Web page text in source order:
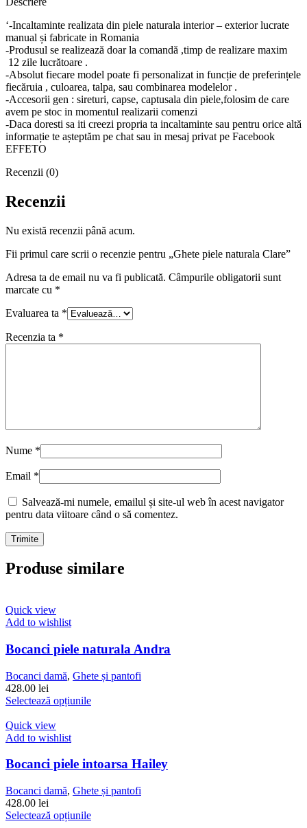
‘-Incaltaminte realizata din piele naturala interior – exterior lucrate
manual și fabricate in Romania
-Produsul se realizează doar la comandă ,timp de realizare maxim
12 zile lucrătoare .
-Absolut fiecare model poate fi personalizat in funcție de preferințele
fiecăruia , culoarea, talpa, sau combinarea modelelor .
-Accesorii gen : sireturi, capse, captusala din piele,folosim de care
avem pe stoc in momentul realizarii comenzi
-Daca doresti sa iti creezi propria ta incaltaminte sau pentru orice altă
informație te așteptăm pe chat sau in mesaj privat pe Facebook
EFFETO
Recenzii (0)
Recenzii
Nu există recenzii până acum.
Fii primul care scrii o recenzie pentru „Ghete piele naturala Clare”
Adresa ta de email nu va fi publicată. Câmpurile obligatorii sunt
marcate cu *
Evaluarea ta *
Recenzia ta *
Nume *
Email *
Salvează-mi numele, emailul și site-ul web în acest navigator
pentru data viitoare când o să comentez.
Produse similare
Quick view
Add to wishlist
Bocanci piele naturala Andra
Bocanci damă, Ghete și pantofi
428.00 lei
Selectează opțiunileAcest
variații.
pot
fi
în
Quick view
Add to wishlist
Bocanci piele intoarsa Hailey
Bocanci damă, Ghete și pantofi
428.00 lei
Selectează opțiunileAcest